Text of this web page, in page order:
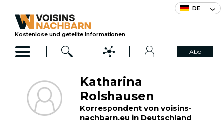
DE
Kostenlose und geteilte Informationen
Abo
Katharina
Rolshausen
Korrespondent von voisins-
nachbarn.eu in Deutschland